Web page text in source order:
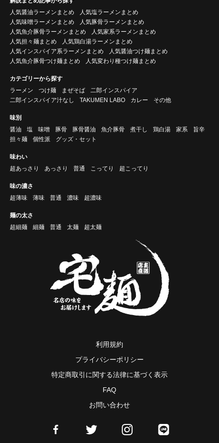
人気醤油ラーメンまとめ
人気塩ラーメンまとめ
人気味噌ラーメンまとめ
人気豚骨ラーメンまとめ
人気魚介豚骨ラーメンまとめ
人気家系ラーメンまとめ
人気担々麺まとめ
人気鶏白湯ラーメンまとめ
人気インスパイア系ラーメンまとめ
人気醤油つけ麺まとめ
人気魚介豚骨つけ麺まとめ
人気変わり種つけ麺まとめ
カテゴリーから探す
ラーメン
つけ麺 まぜそば
二郎インスパイア
二郎インスパイア汁なし
TAKUMEN LABO カレー その他
味別
醤油
塩 味噌 豚骨 豚骨醤油 魚介豚骨 煮干し 鶏白湯 家系
旨辛
担々麺
個性派 グッズ・セット
味わい
超あっさり
あっさり 普通 こってり 超こってり
味の濃さ
超薄味
薄味 普通 濃味 超濃味
麺の太さ
超細麺
細麺 普通 太麺 超太麺
利用規約
プライバシーポリシー
特定商取引に関する法律に基づく表示
FAQ
お問い合わせ